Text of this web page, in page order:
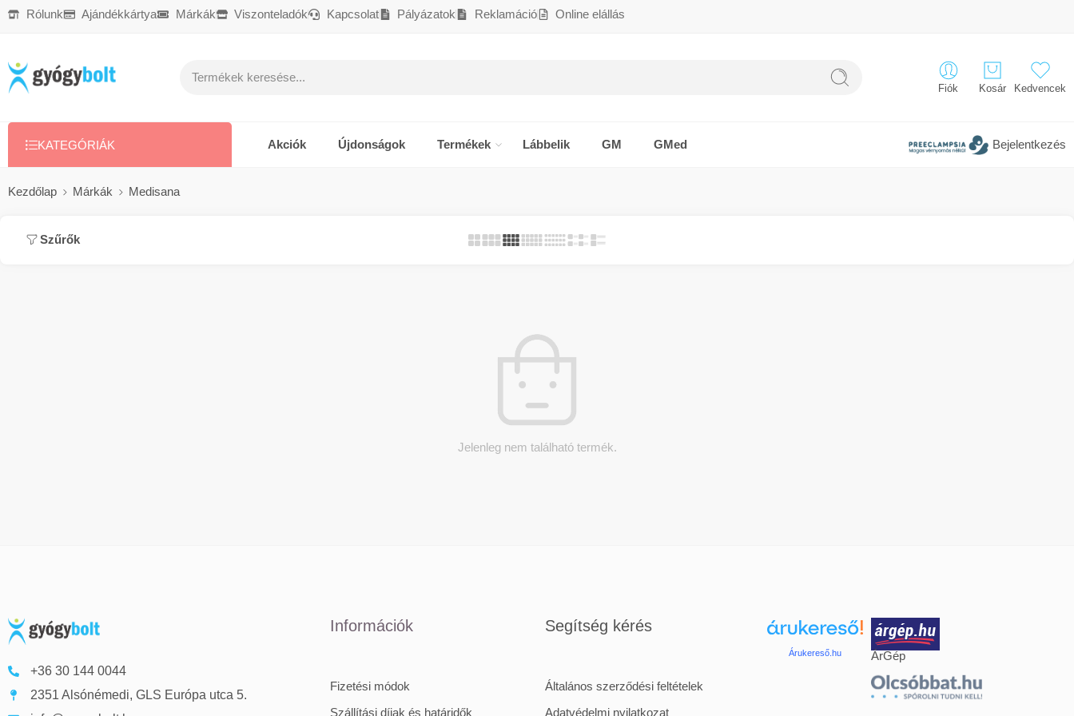
Rólunk Ajándékkártya Márkák Viszonteladók Kapcsolat Pályázatok Reklamáció Online elállás
Fiók Kosár Kedvencek
KATEGÓRIÁK Akciók Újdonságok Termékek Lábbelik GM GMed Bejelentkezés
Kezdőlap Márkák Medisana
Szűrők
Jelenleg nem található termék.
+36 30 144 0044
2351 Alsónémedi, GLS Európa utca 5.
Információk
Fizetési módok
Szállítási díjak és határidők
Segítség kérés
Általános szerződési feltételek
Adatvédelmi nyilatkozat
Árukereső.hu ÁrGép